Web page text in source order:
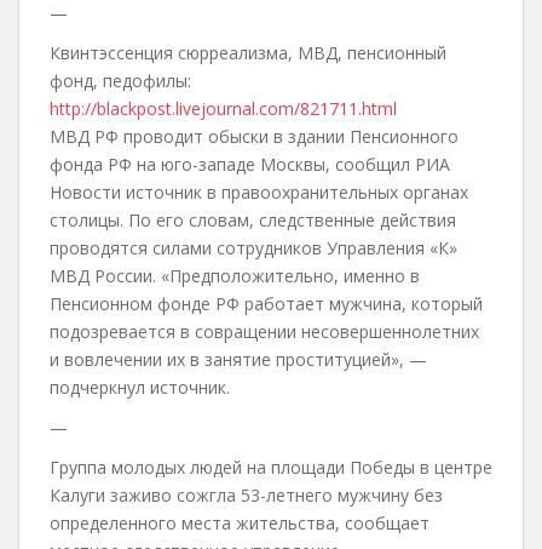
—
Квинтэссенция сюрреализма, МВД, пенсионный
фонд, педофилы:
http://blackpost.livejournal.com/821711.html
МВД РФ проводит обыски в здании Пенсионного
фонда РФ на юго-западе Москвы, сообщил РИА
Новости источник в правоохранительных органах
столицы. По его словам, следственные действия
проводятся силами сотрудников Управления «К»
МВД России. «Предположительно, именно в
Пенсионном фонде РФ работает мужчина, который
подозревается в совращении несовершеннолетних
и вовлечении их в занятие проституцией», —
подчеркнул источник.
—
Группа молодых людей на площади Победы в центре
Калуги заживо сожгла 53-летнего мужчину без
определенного места жительства, сообщает